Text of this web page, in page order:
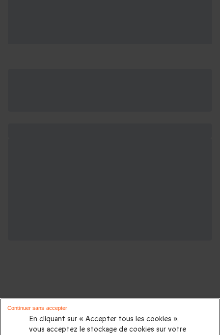
D'autres idées de cadeaux pour vos
proches :
En cliquant sur « Accepter tous les cookies »,
vous acceptez le stockage de cookies sur votre
Continuer sans accepter